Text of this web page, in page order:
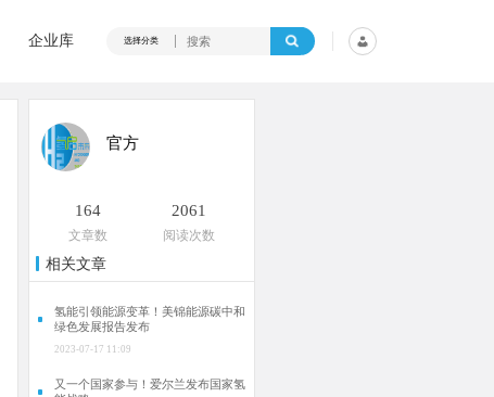
企业库 选择分类
官方
164
文章数
2061
阅读次数
相关文章
氢能引领能源变革！美锦能源碳中和
绿色发展报告发布
2023-07-17 11:09
又一个国家参与！爱尔兰发布国家氢